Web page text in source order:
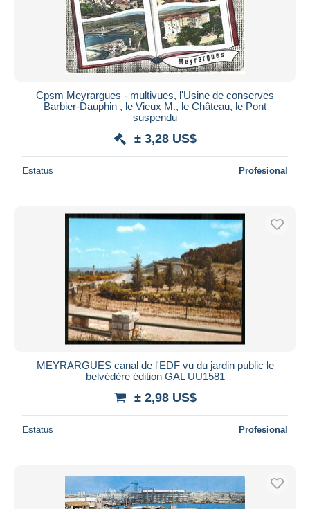
Cpsm Meyrargues - multivues, l'Usine de conserves
Barbier-Dauphin , le Vieux M., le Château, le Pont
suspendu
± 3,28 US$
Estatus Profesional
MEYRARGUES canal de l'EDF vu du jardin public le
belvédère édition GAL UU1581
± 2,98 US$
Estatus Profesional